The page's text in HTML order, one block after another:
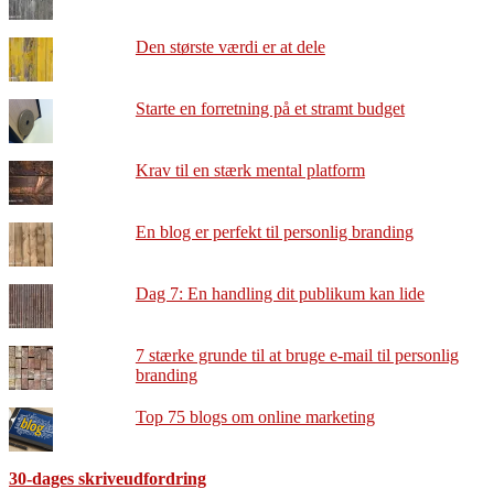
Den største værdi er at dele
Starte en forretning på et stramt budget
Krav til en stærk mental platform
En blog er perfekt til personlig branding
Dag 7: En handling dit publikum kan lide
7 stærke grunde til at bruge e-mail til personlig
branding
Top 75 blogs om online marketing
30-dages skriveudfordring